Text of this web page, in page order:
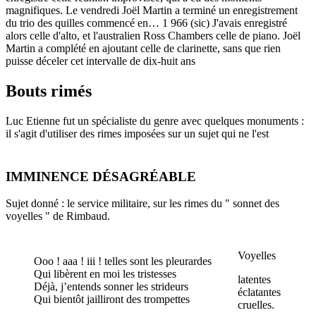
magnifiques. Le vendredi Joël Martin a terminé un enregistrement
du trio des quilles commencé en… 1 966 (sic) J'avais enregistré
alors celle d'alto, et l'australien Ross Chambers celle de piano. Joël
Martin a complété en ajoutant celle de clarinette, sans que rien
puisse déceler cet intervalle de dix-huit ans
Bouts rimés
Luc Etienne fut un spécialiste du genre avec quelques monuments :
il s'agit d'utiliser des rimes imposées sur un sujet qui ne l'est
IMMINENCE DÉSAGRÉABLE
Sujet donné : le service militaire, sur les rimes du " sonnet des
voyelles " de Rimbaud.
Ooo ! aaa ! iii ! telles sont les pleurardes
Qui libèrent en moi les tristesses
Déjà, j’entends sonner les strideurs
Qui bientôt jailliront des trompettes
Voyelles
latentes
éclatantes
cruelles.